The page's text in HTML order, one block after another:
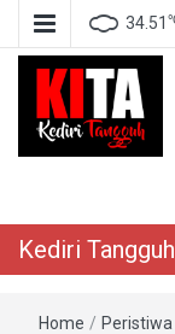
34.51
Kediri Tangguh
Home / Peristiwa